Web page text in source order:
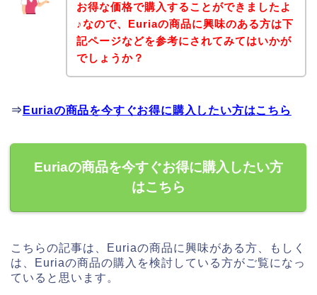
お得な価格で購入することができましたよ
♪なので、Euriaの商品に興味のある方は下
記ページなどを参考にされてみてはいかが
でしょうか？
⇒ Euriaの商品を今すぐお得に購入したい方はこちら
Euriaの商品を今すぐお得に購入したい方
はこちら
こちらの記事は、Euriaの商品に興味がある方、もしく
は、Euriaの商品の購入を検討している方がご覧になっ
ていると思います。